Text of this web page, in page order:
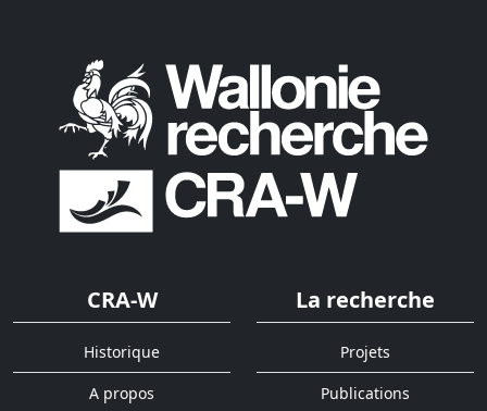
CRA-W
Historique
A propos
La recherche
Projets
Publications